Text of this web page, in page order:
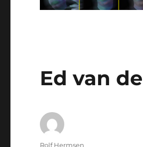
Ed van
Auteur
Rolf Hermsen